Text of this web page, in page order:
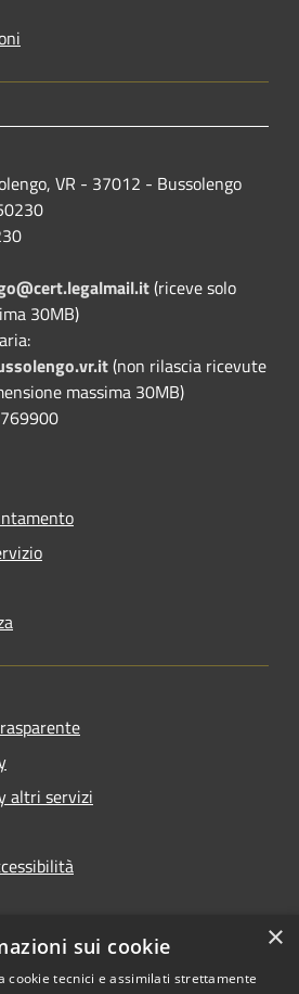
VR - 37012 - Bussolengo
(riceve solo
30MB)
(non rilascia ricevute
massima 30MB)
altri servizi
×
sui cookie
cookie tecnici e assimilati strettamente